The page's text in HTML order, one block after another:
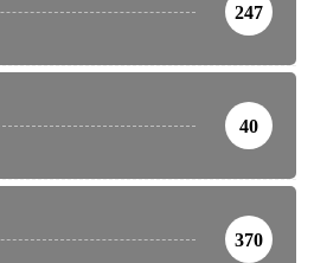
247
40
370